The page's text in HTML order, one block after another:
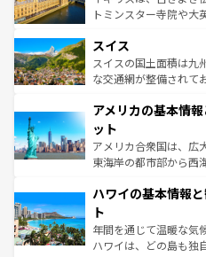
も豊かな歴史と文化が
を参照してほしい。
してライン川沿いのワ
は、お酒好きな人にはぜひ体
ドイツ情報はコンテン
トミンスター寺院や大
リアごとに異なる魅力
ティー、ビール好きに
戦など、本場だからこ
ンツ一覧を参照してほ
スイス
スイスの国土面積は九
な交通網が整備されて
の建物がそのまま残る
博物館もあり、アルプ
ことができる。国民の
者向けの交通パス提供
着のスイス情報はコン
アメリカの基本情
ット
アメリカ合衆国は、広
東海岸の都市部から西
のような巨大都市は、
ンメントが詰まった刺
西部には大自然が広が
ストーン国立公園とい
ハワイの基本情報
ト
年間を通じて温暖な気
ハワイは、どの島も独